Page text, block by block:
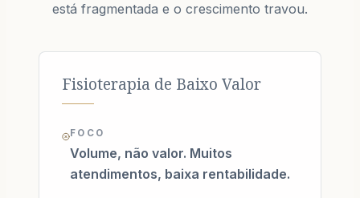
está fragmentada e o crescimento travou.
Fisioterapia de Baixo Valor
FOCO
Volume, não valor. Muitos
atendimentos, baixa rentabilidade.